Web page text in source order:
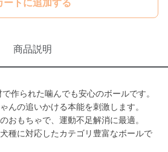
ートに追加する
商品説明
作られた噛んでも安心のボールです。
んの追いかける本能を刺激します。
おもちゃで、運動不足解消に最適。
種に対応したカテゴリ豊富なボールで